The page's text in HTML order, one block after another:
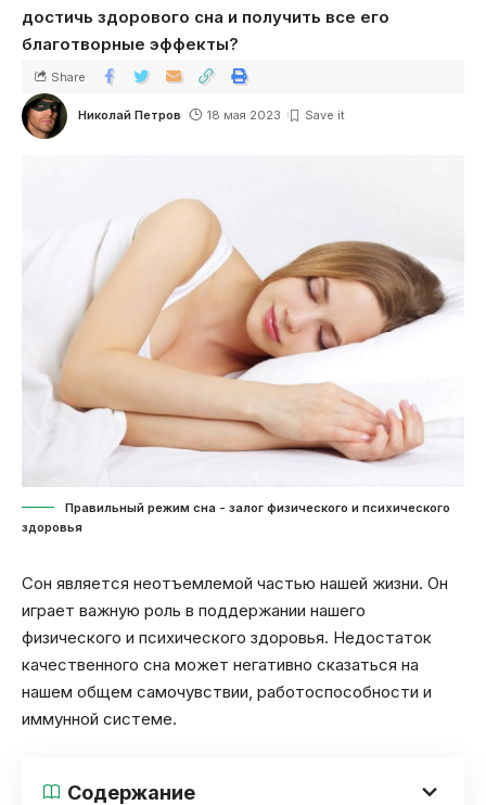
достичь здорового сна и получить все его
благотворные эффекты?
Николай Петров 18 мая 2023
Share
Правильный режим сна - залог физического и психического
здоровья
Сон является неотъемлемой частью нашей жизни. Он
играет важную роль в поддержании нашего
физического и психического здоровья. Недостаток
качественного сна может негативно сказаться на
нашем общем самочувствии, работоспособности и
иммунной системе.
Содержание